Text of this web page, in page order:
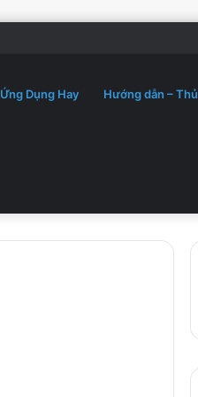
Ứng Dụng Hay Hướng dẫn –